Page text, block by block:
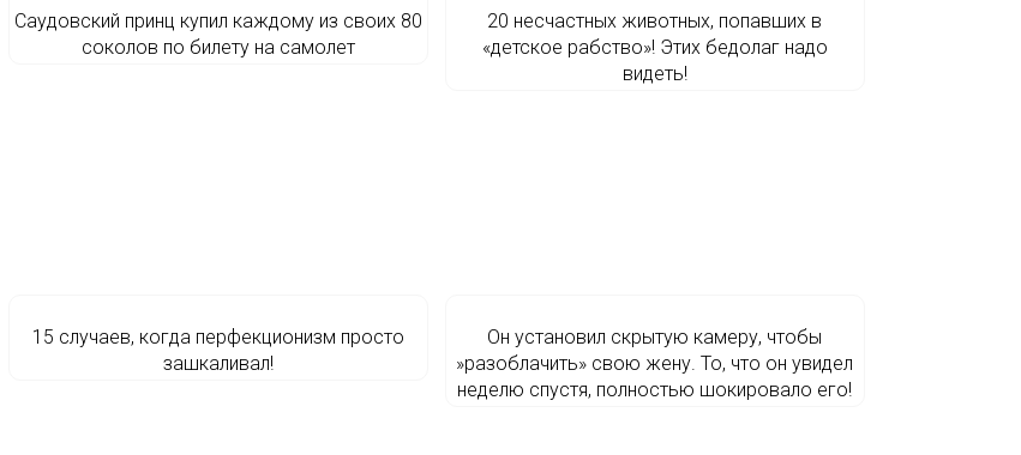
Саудовский принц купил каждому из своих 80
соколов по билету на самолет
20 несчастных животных, попавших в
«детское рабство»! Этих бедолаг надо
видеть!
15 случаев, когда перфекционизм просто
зашкаливал!
Он установил скрытую камеру, чтобы
»разоблачить» свою жену. То, что он увидел
неделю спустя, полностью шокировало его!